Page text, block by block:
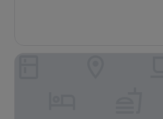
Bewertungen)